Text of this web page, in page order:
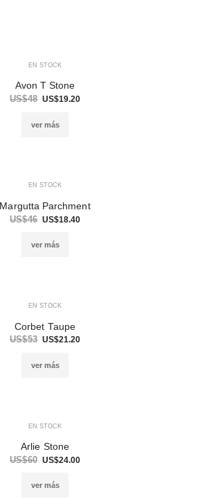
EN STOCK
Avon T Stone
US$48 US$19.20
ver más
EN STOCK
Margutta Parchment
US$46 US$18.40
ver más
EN STOCK
Corbet Taupe
US$53 US$21.20
ver más
EN STOCK
Arlie Stone
US$60 US$24.00
ver más